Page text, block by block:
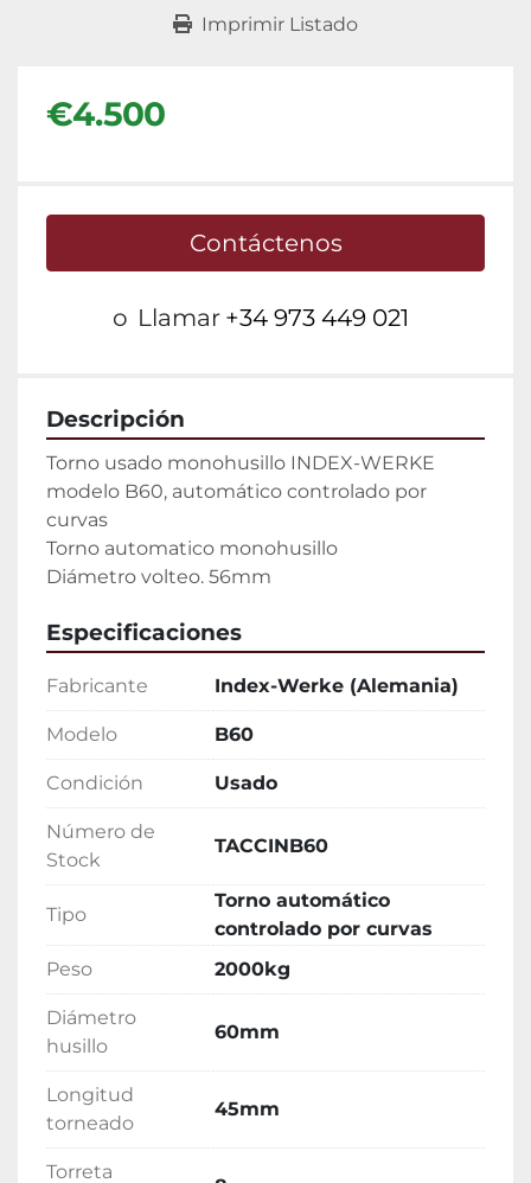
Imprimir Listado
€4.500
Contáctenos
o Llamar +34 973 449 021
Descripción
Torno usado monohusillo INDEX-WERKE
modelo B60, automático controlado por
curvas
Torno automatico monohusillo
Diámetro volteo. 56mm
Especificaciones
Fabricante Index-Werke (Alemania)
Modelo B60
Condición Usado
Número de
Stock
TACCINB60
Tipo
Torno automático
controlado por curvas
Peso
2000kg
Diámetro
husillo
60mm
Longitud
torneado
45mm
Torreta